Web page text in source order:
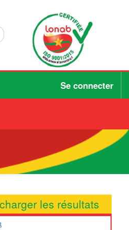
Se connecter
les résultats